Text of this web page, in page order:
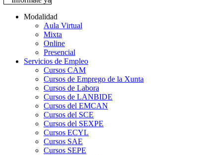
Modalidad
Aula Virtual
Mixta
Online
Presencial
Servicios de Empleo
Cursos CAM
Cursos de Emprego de la Xunta
Cursos de Labora
Cursos de LANBIDE
Cursos del EMCAN
Cursos del SCE
Cursos del SEXPE
Cursos ECYL
Cursos SAE
Cursos SEPE